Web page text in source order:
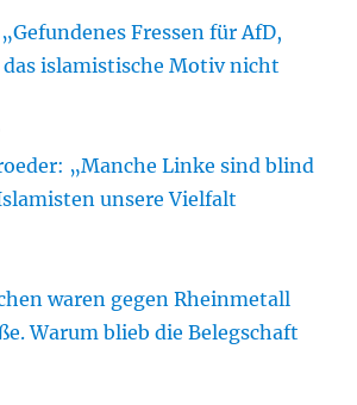
Fressen für AfD,
islamistische Motiv nicht
„Manche Linke sind blind
unsere Vielfalt
waren gegen Rheinmetall
Warum blieb die Belegschaft